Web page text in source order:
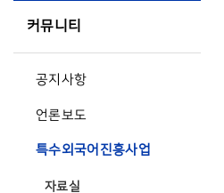
커뮤니티
공지사항
언론보도
특수외국어진흥사업
자료실